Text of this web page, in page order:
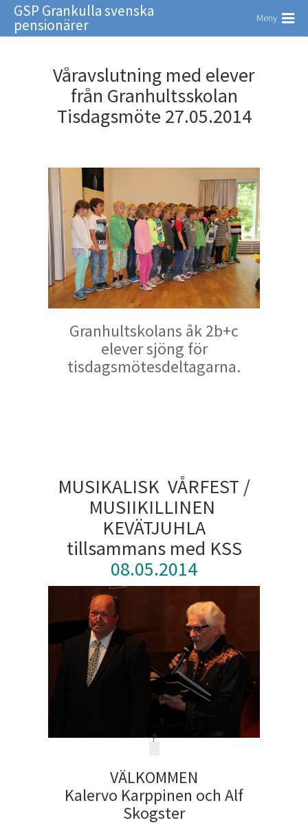
GSP Grankulla svenska
pensionärer Meny
Våravslutning med elever
från Granhultsskolan
Tisdagsmöte 27.05.2014
Granhultskolans åk 2b+c
elever sjöng för
tisdagsmötesdeltagarna.
MUSIKALISK VÅRFEST /
MUSIIKILLINEN
KEVÄTJUHLA
tillsammans med KSS
08.05.2014
?
VÄLKOMMEN
Kalervo Karppinen och Alf
Skogster